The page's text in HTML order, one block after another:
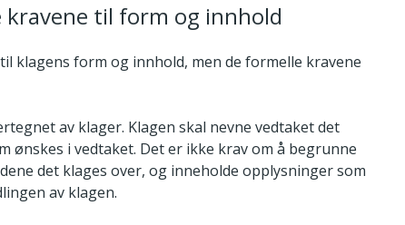
kravene til form og innhold
klagens form og innhold, men de formelle kravene
av klager. Klagen skal nevne vedtaket det
ønskes i vedtaket. Det er ikke krav om å begrunne
det klages over, og inneholde opplysninger som
av klagen.